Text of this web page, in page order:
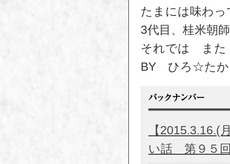
たまには味わ
3代目、桂米朝
それでは また
BY ひろ☆たか
【
い話 第９５